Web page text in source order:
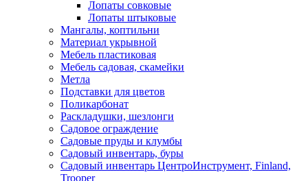
Лопаты совковые
Лопаты штыковые
Мангалы, коптильни
Материал укрывной
Мебель пластиковая
Мебель садовая, скамейки
Метла
Подставки для цветов
Поликарбонат
Раскладушки, шезлонги
Садовое ограждение
Садовые пруды и клумбы
Садовый инвентарь, буры
Садовый инвентарь ЦентроИнструмент, Finland,
Trooper